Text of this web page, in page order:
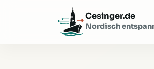
Cesinger.de
Nordisch